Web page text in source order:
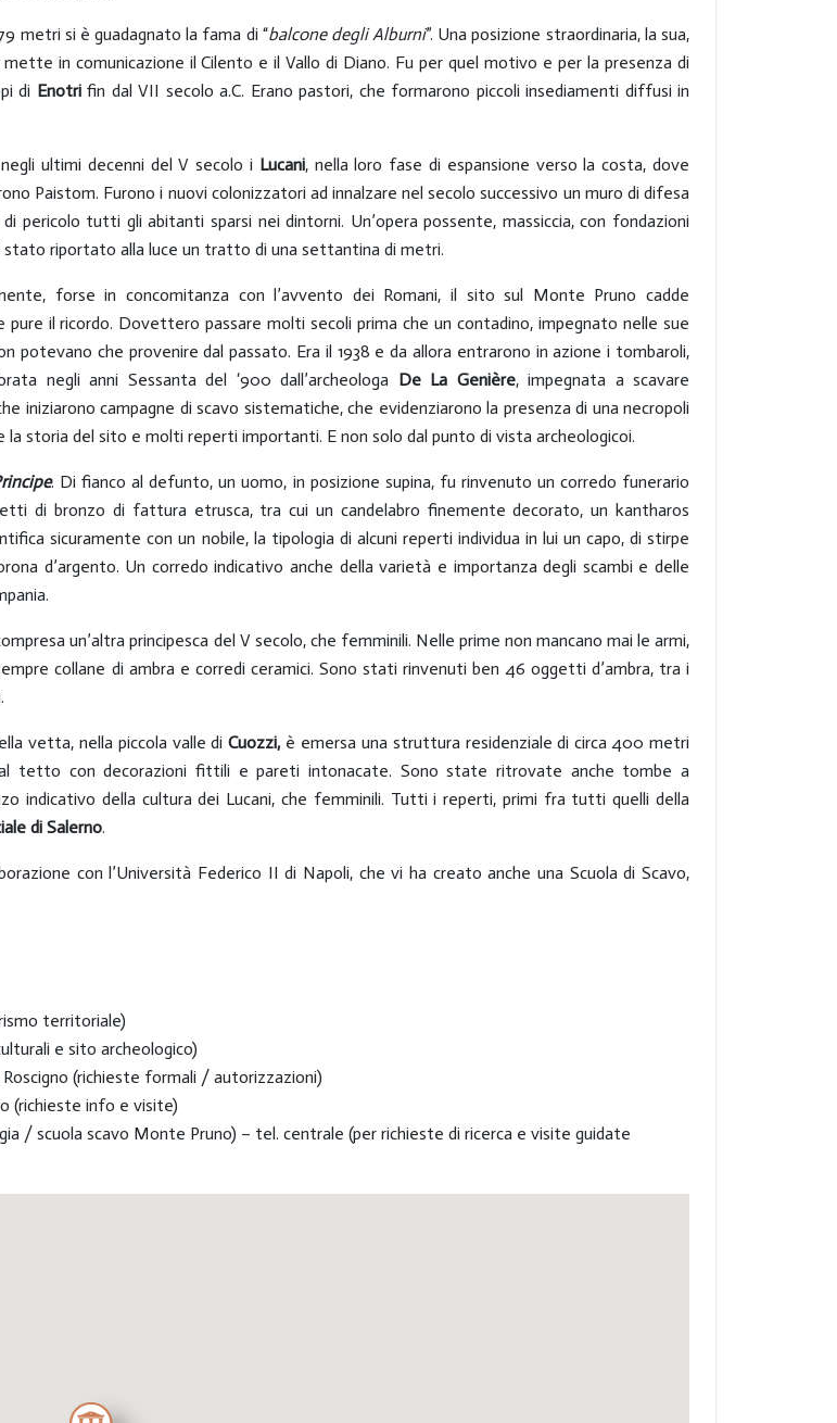
metri si è guadagnato la fama di “balcone degli Alburni”. Una posizione straordinaria, la sua,
in comunicazione il Cilento e il Vallo di Diano. Fu per quel motivo e per la presenza di
di Enotrifin dal VII secolo a.C. Erano pastori, che formarono piccoli insediamenti diffusi in
ultimi decenni del V secolo i Lucani, nella loro fase di espansione verso la costa, dove
Paistom. Furono i nuovi colonizzatori ad innalzare nel secolo successivo un muro di difesa
pericolo tutti gli abitanti sparsi nei dintorni. Un’opera possente, massiccia, con fondazioni
stato riportato alla luce un tratto di una settantina di metri.
forse in concomitanza con l’avvento dei Romani, il sito sul Monte Pruno cadde
il ricordo. Dovettero passare molti secoli prima che un contadino, impegnato nelle sue
potevano che provenire dal passato. Era il 1938 e da allora entrarono in azione i tombaroli,
negli anni Sessanta del ‘900 dall’archeologa De La Genière, impegnata a scavare
iniziarono campagne di scavo sistematiche, che evidenziarono la presenza di una necropoli
storia del sito e molti reperti importanti. E non solo dal punto di vista archeologicoi.
. Di fianco al defunto, un uomo, in posizione supina, fu rinvenuto un corredo funerario
di bronzo di fattura etrusca, tra cui un candelabro finemente decorato, un kantharos
sicuramente con un nobile, la tipologia di alcuni reperti individua in lui un capo, di stirpe
d’argento. Un corredo indicativo anche della varietà e importanza degli scambi e delle
un’altra principesca del V secolo, che femminili. Nelle prime non mancano mai le armi,
collane di ambra e corredi ceramici. Sono stati rinvenuti ben 46 oggetti d’ambra, tra i
vetta, nella piccola valle diCuozzi, è emersa una struttura residenziale di circa 400 metri
tetto con decorazioni fittili e pareti intonacate. Sono state ritrovate anche tombe a
indicativo della cultura dei Lucani, che femminili. Tutti i reperti, primi fra tutti quelli della
di Salerno.
con l’Università Federico II di Napoli, che vi ha creato anche una Scuola di Scavo,
territoriale)
e sito archeologico)
Roscigno (richieste formali / autorizzazioni)
(richieste info e visite)
/ scuola scavo Monte Pruno) – tel. centrale (per richieste di ricerca e visite guidate